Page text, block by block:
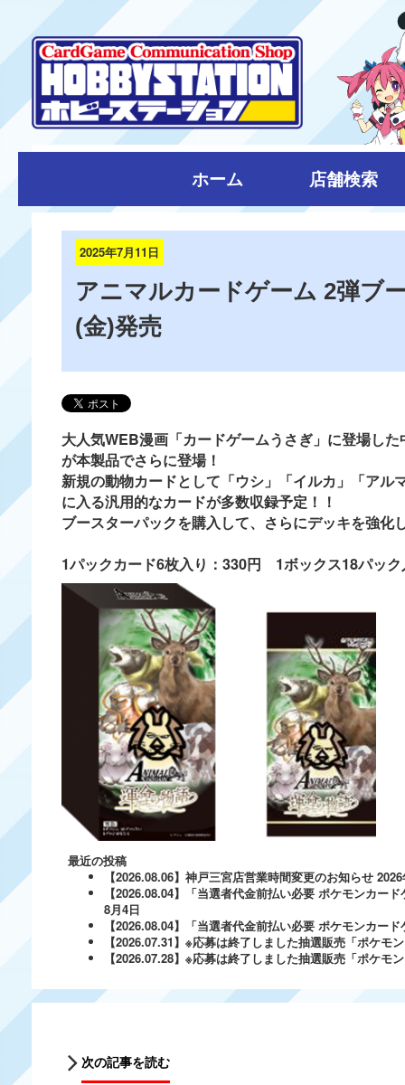
ホーム 店舗検索
2025年7月11日
アニマルカードゲーム 2弾ブ
(金)発売
大人気WEB漫画「カードゲームうさぎ」に登場し
が本製品でさらに登場！
新規の動物カードとして「ウシ」「イルカ」「ア
に入る汎用的なカードが多数収録予定！！
ブースターパックを購入して、さらにデッキを強化
1パックカード6枚入り：330円 1ボックス18パッ
最近の投稿
【2026.08.06】神戸三宮店営業時間変更のお知らせ
【2026.08.04】「当選者代金前払い必要 ポケモンカー
8月4日
【2026.08.04】「当選者代金前払い必要 ポケモンカー
【2026.07.31】※応募は終了しました抽選販売「ポケ
【2026.07.28】※応募は終了しました抽選販売「ポケ
次の記事を読む